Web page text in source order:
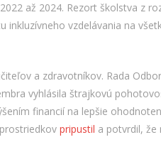
až 2024. Rezort školstva z
vzdelávania na
a zdravotníkov. Rada
vyhlásila štrajkovú
financií na lepšie
pripustil a potvrdil, že